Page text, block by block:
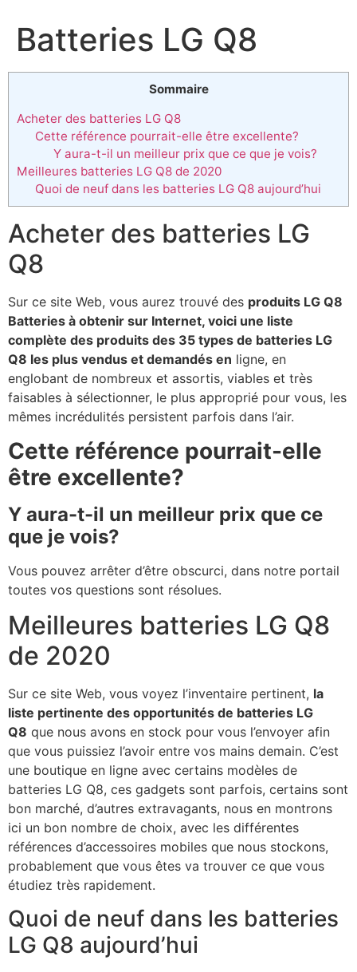
Batteries LG Q8
Sommaire
Acheter des batteries LG Q8
Cette référence pourrait-elle être excellente?
Y aura-t-il un meilleur prix que ce que je vois?
Meilleures batteries LG Q8 de 2020
Quoi de neuf dans les batteries LG Q8 aujourd’hui
Acheter des batteries LG
Q8
Sur ce site Web, vous aurez trouvé des produits LG Q8
Batteries à obtenir sur Internet, voici une liste
complète des produits des 35 types de batteries LG
Q8 les plus vendus et demandés en ligne, en
englobant de nombreux et assortis, viables et très
faisables à sélectionner, le plus approprié pour vous, les
mêmes incrédulités persistent parfois dans l’air.
Cette référence pourrait-elle
être excellente?
Y aura-t-il un meilleur prix que ce
que je vois?
Vous pouvez arrêter d’être obscurci, dans notre portail
toutes vos questions sont résolues.
Meilleures batteries LG Q8
de 2020
Sur ce site Web, vous voyez l’inventaire pertinent, la
liste pertinente des opportunités de batteries LG
Q8 que nous avons en stock pour vous l’envoyer afin
que vous puissiez l’avoir entre vos mains demain. C’est
une boutique en ligne avec certains modèles de
batteries LG Q8, ces gadgets sont parfois, certains sont
bon marché, d’autres extravagants, nous en montrons
ici un bon nombre de choix, avec les différentes
références d’accessoires mobiles que nous stockons,
probablement que vous êtes va trouver ce que vous
étudiez très rapidement.
Quoi de neuf dans les batteries
LG Q8 aujourd’hui